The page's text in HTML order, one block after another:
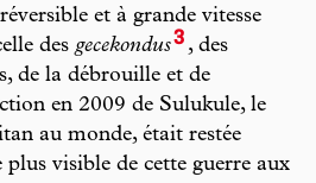
et à grande vitesse
des gecekondus3 , des
de la débrouille et de
en 2009 de Sulukule, le
au monde, était restée
visible de cette guerre aux